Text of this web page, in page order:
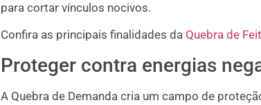
para cortar vínculos nocivos.
Confira as principais finalidades da Quebra de
Proteger contra energias
A Quebra de Demanda cria um campo de